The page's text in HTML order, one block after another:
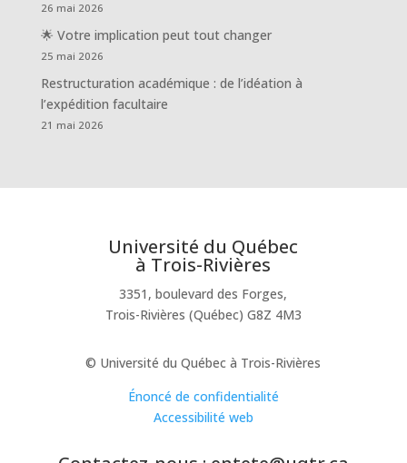
26 mai 2026
🌟 Votre implication peut tout changer
25 mai 2026
Restructuration académique : de l’idéation à
l’expédition facultaire
21 mai 2026
Université du Québec
à Trois-Rivières
3351, boulevard des Forges,
Trois-Rivières (Québec) G8Z 4M3
© Université du Québec à Trois-Rivières
Énoncé de confidentialité
Accessibilité web